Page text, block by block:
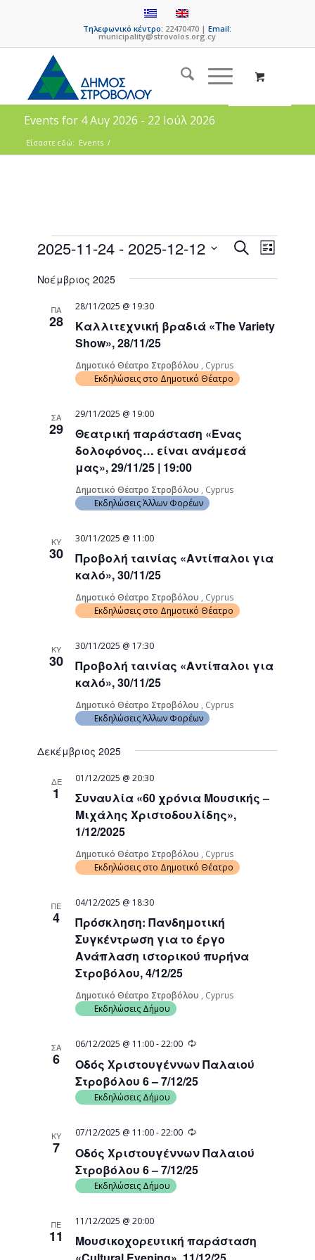
Τηλεφωνικό κέντρο: 22470470 |Email:
municipality@strovolos.org.cy
Events for 4 Αυγ 2026 - 22 Ιούλ 2026
Είσαστε εδώ: Events /
Events
SearchEvent
Views
List
2025-11-24 - 2025-12-12
date.
Νοέμβριος 2025
ΠΑ
28
Καλλιτεχνική βραδιά «The Variety
Show», 28/11/25
28/11/2025 @ 19:30
Δημοτικό Θέατρο Στροβόλου , Cyprus
Εκδηλώσεις στο Δημοτικό Θέατρο
ΣΑ
29
Θεατρική παράσταση «Ένας
δολοφόνος… είναι ανάμεσά
μας», 29/11/25 | 19:00
29/11/2025 @ 19:00
Δημοτικό Θέατρο Στροβόλου , Cyprus
Εκδηλώσεις Άλλων Φορέων
ΚΥ
30
Προβολή ταινίας «Αντίπαλοι για
καλό», 30/11/25
30/11/2025 @ 11:00
Δημοτικό Θέατρο Στροβόλου , Cyprus
Εκδηλώσεις στο Δημοτικό Θέατρο
ΚΥ
30
Προβολή ταινίας «Αντίπαλοι για
καλό», 30/11/25
30/11/2025 @ 17:30
Δημοτικό Θέατρο Στροβόλου , Cyprus
Εκδηλώσεις Άλλων Φορέων
Δεκέμβριος 2025
ΔΕ
1
Συναυλία «60 χρόνια Μουσικής –
Μιχάλης Χριστοδουλίδης»,
1/12/2025
01/12/2025 @ 20:30
Δημοτικό Θέατρο Στροβόλου , Cyprus
Εκδηλώσεις στο Δημοτικό Θέατρο
ΠΕ
4
Πρόσκληση: Πανδημοτική
Συγκέντρωση για το έργο
Ανάπλαση ιστορικού πυρήνα
Στροβόλου, 4/12/25
04/12/2025 @ 18:30
Δημοτικό Θέατρο Στροβόλου , Cyprus
Εκδηλώσεις Δήμου
ΣΑ
6
Οδός Χριστουγέννων Παλαιού
Στροβόλου 6 – 7/12/25
06/12/2025 @ 11:00-22:00 Recurring
Εκδηλώσεις Δήμου
ΚΥ
7
Οδός Χριστουγέννων Παλαιού
Στροβόλου 6 – 7/12/25
07/12/2025 @ 11:00-22:00 Recurring
Εκδηλώσεις Δήμου
ΠΕ
11
Μουσικοχορευτική παράσταση
11/12/2025 @ 20:00